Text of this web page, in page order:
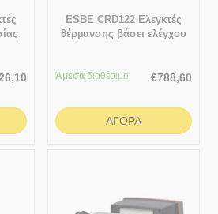
ESBE CRD122 Ελεγκτές
θέρµανσης βάσει ελέγχου
Άμεσα διαθέσιμο €788,60
ΑΓΟΡΆ